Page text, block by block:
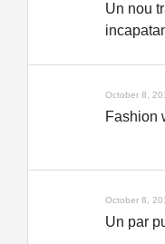
Un nou
October 8,
Fashion
October 8,
Un par